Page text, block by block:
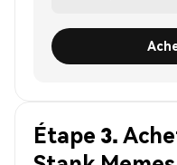
Étape 3.